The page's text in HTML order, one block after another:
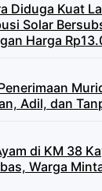
Diduga Kuat
Solar
Harga
Adil, dan
di KM 38
Warga